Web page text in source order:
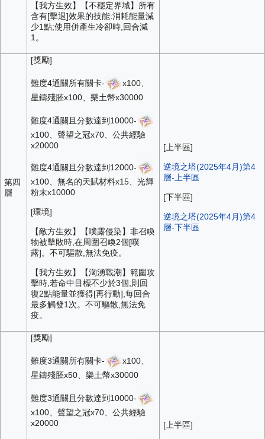
【我方生效】【不穩定界域】所有
含有[擊退]效果的技能:消耗能量減
少1點;使用併產生冷卻時,回合減
1。
第四
層
[獎勵]
難度4通關所有關卡-
x100、
星鑄殘胚x100、樂土幣x30000
難度4通關且分數達到10000-
x100、聲望之冠x70、公共經驗
x20000
難度4通關且分數達到12000-
x100、無名的天賦材料x15、光輝
粉末x10000
[環境]
【敵方生效】【噗露侵染】非召喚
物被擊敗時,在周圍召喚2個[噗
露]。不可驅散,無法免疫。
【我方生效】【洶湧戰潮】範圍攻
擊時,若命中目標不少於3個,則回
復2點能量並獲得[再行動],每回合
最多觸發1次。不可驅散,無法免
疫。
[上半區]
逆境之塔(2025年4月)第4
層-上半區
[下半區]
逆境之塔(2025年4月)第4
層-下半區
[獎勵]
難度3通關所有關卡-
x100、
星鑄殘胚x50、樂土幣x30000
難度3通關且分數達到10000-
x100、聲望之冠x70、公共經驗
x20000
[上半區]